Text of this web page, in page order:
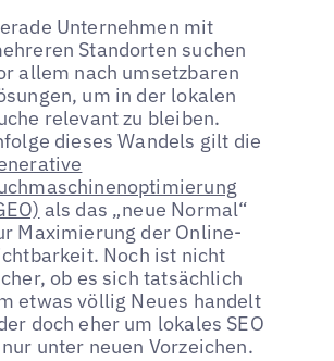
Unternehmen mit
Standorten suchen
allem nach umsetzbaren
um in der lokalen
relevant zu bleiben.
dieses Wandels gilt die
als das „neue Normal“
Maximierung der Online-
Noch ist nicht
ob es sich tatsächlich
etwas völlig Neues handelt
doch eher um lokales SEO
unter neuen Vorzeichen.